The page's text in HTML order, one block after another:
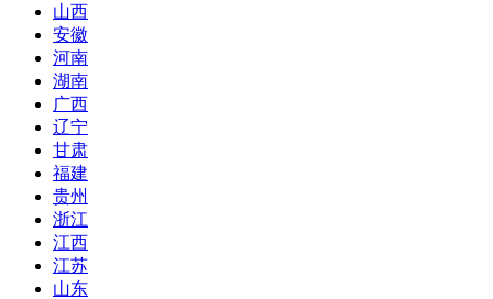
山西
安徽
河南
湖南
广西
辽宁
甘肃
福建
贵州
浙江
江西
江苏
山东